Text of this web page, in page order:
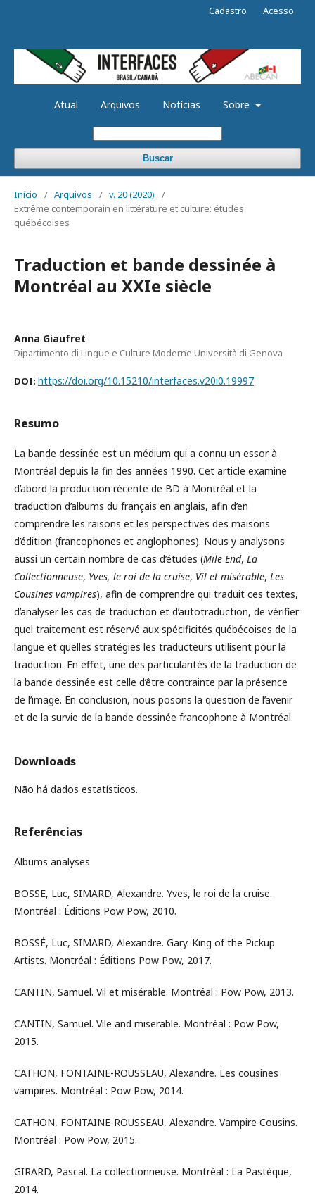
Atual Arquivos Notícias Sobre
Buscar
Cadastro Acesso
Início / Arquivos / v. 20 (2020)
/
Extrême contemporain en littérature et culture: études
québécoises
Traduction et bande dessinée à
Montréal au XXIe siècle
Anna Giaufret
Dipartimento di Lingue e Culture Moderne Università di Genova
DOI: https://doi.org/10.15210/interfaces.v20i0.19997
Resumo
La bande dessinée est un médium qui a connu un essor à
Montréal depuis la fin des années 1990. Cet article examine
d’abord la production récente de BD à Montréal et la
traduction d’albums du français en anglais, afin d’en
comprendre les raisons et les perspectives des maisons
d’édition (francophones et anglophones). Nous y analysons
aussi un certain nombre de cas d’études (Mile End, La
Collectionneuse, Yves, le roi de la cruise, Vil et misérable, Les
Cousines vampires), afin de comprendre qui traduit ces textes,
d’analyser les cas de traduction et d’autotraduction, de vérifier
quel traitement est réservé aux spécificités québécoises de la
langue et quelles stratégies les traducteurs utilisent pour la
traduction. En effet, une des particularités de la traduction de
la bande dessinée est celle d’être contrainte par la présence
de l’image. En conclusion, nous posons la question de l’avenir
et de la survie de la bande dessinée francophone à Montréal.
Downloads
Não há dados estatísticos.
Referências
Albums analyses
BOSSE, Luc, SIMARD, Alexandre. Yves, le roi de la cruise.
Montréal : Éditions Pow Pow, 2010.
BOSSÉ, Luc, SIMARD, Alexandre. Gary. King of the Pickup
Artists. Montréal : Éditions Pow Pow, 2017.
CANTIN, Samuel. Vil et misérable. Montréal : Pow Pow, 2013.
CANTIN, Samuel. Vile and miserable. Montréal : Pow Pow,
2015.
CATHON, FONTAINE-ROUSSEAU, Alexandre. Les cousines
vampires. Montréal : Pow Pow, 2014.
CATHON, FONTAINE-ROUSSEAU, Alexandre. Vampire Cousins.
Montréal : Pow Pow, 2015.
GIRARD, Pascal. La collectionneuse. Montréal : La Pastèque,
2014.